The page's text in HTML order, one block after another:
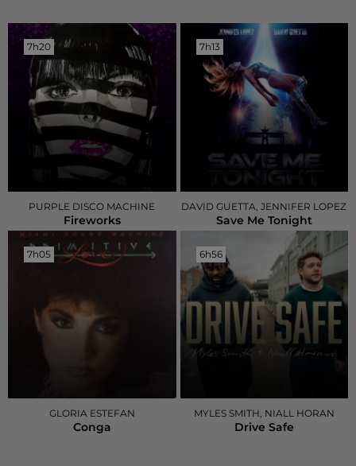
7h20
7h20
PURPLE DISCO MACHINE
Fireworks
7h13
7h13
DAVID GUETTA, JENNIFER LOPEZ
Save Me Tonight
7h05
7h05
GLORIA ESTEFAN
Conga
6h56
6h56
MYLES SMITH, NIALL HORAN
Drive Safe